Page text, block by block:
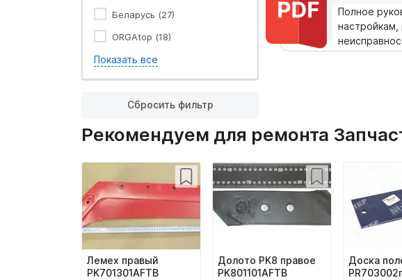
Беларусь (27)
ORGAtop (18)
Показать все
Сбросить фильтр
Полное
Рекомендуем для ремонта
Лемех правый
PK701301AFTB
Долото PK8 правое
PK801101AFTB
Доска